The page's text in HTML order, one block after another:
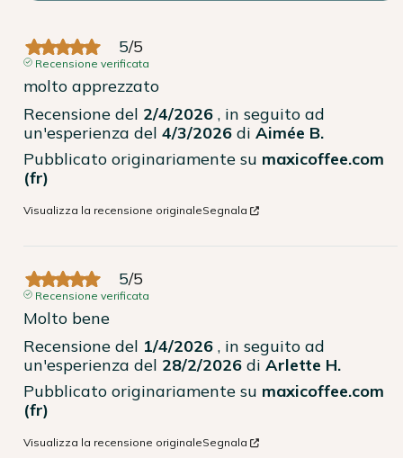
5/5
Recensione verificata
molto apprezzato
Recensione del 2/4/2026 , in seguito ad
un'esperienza del 4/3/2026 di Aimée B.
Pubblicato originariamente su maxicoffee.com
(fr)
Visualizza la recensione originaleSegnala
5/5
Recensione verificata
Molto bene
Recensione del 1/4/2026 , in seguito ad
un'esperienza del 28/2/2026 di Arlette H.
Pubblicato originariamente su maxicoffee.com
(fr)
Visualizza la recensione originaleSegnala